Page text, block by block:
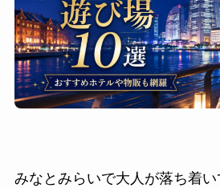
みなとみらいで大人が落ち着